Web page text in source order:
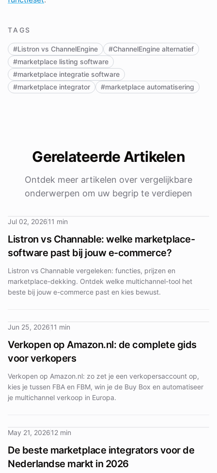
TAGS
#Listron vs ChannelEngine
#ChannelEngine alternatief
#marketplace listing software
#marketplace integratie software
#marketplace integrator
#marketplace automatisering
Gerelateerde Artikelen
Ontdek meer artikelen over vergelijkbare
onderwerpen om uw begrip te verdiepen
Jul 02, 202611 min
Listron vs Channable: welke marketplace-
software past bij jouw e-commerce?
Listron vs Channable vergeleken: functies, prijzen en
marketplace-dekking. Ontdek welke multichannel-tool het
beste bij jouw e-commerce past en kies bewust.
Jun 25, 202611 min
Verkopen op Amazon.nl: de complete gids
voor verkopers
Verkopen op Amazon.nl: zo zet je een verkopersaccount op,
kies je tussen FBA en FBM, win je de Buy Box en automatiseer
je multichannel verkoop in Europa.
May 21, 202612 min
De beste marketplace integrators voor de
Nederlandse markt in 2026